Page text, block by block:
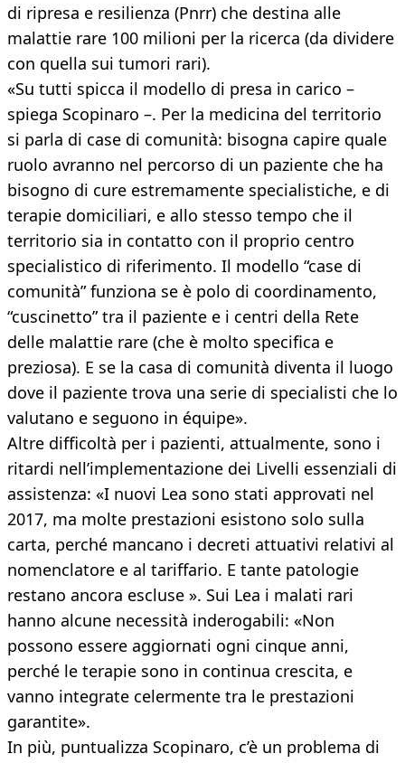
di ripresa e resilienza (Pnrr) che destina alle
malattie rare 100 milioni per la ricerca (da dividere
con quella sui tumori rari).
«Su tutti spicca il modello di presa in carico –
spiega Scopinaro –. Per la medicina del territorio
si parla di case di comunità: bisogna capire quale
ruolo avranno nel percorso di un paziente che ha
bisogno di cure estremamente specialistiche, e di
terapie domiciliari, e allo stesso tempo che il
territorio sia in contatto con il proprio centro
specialistico di riferimento. Il modello “case di
comunità” funziona se è polo di coordinamento,
“cuscinetto” tra il paziente e i centri della Rete
delle malattie rare (che è molto specifica e
preziosa). E se la casa di comunità diventa il luogo
dove il paziente trova una serie di specialisti che lo
valutano e seguono in équipe».
Altre difficoltà per i pazienti, attualmente, sono i
ritardi nell’implementazione dei Livelli essenziali di
assistenza: «I nuovi Lea sono stati approvati nel
2017, ma molte prestazioni esistono solo sulla
carta, perché mancano i decreti attuativi relativi al
nomenclatore e al tariffario. E tante patologie
restano ancora escluse ». Sui Lea i malati rari
hanno alcune necessità inderogabili: «Non
possono essere aggiornati ogni cinque anni,
perché le terapie sono in continua crescita, e
vanno integrate celermente tra le prestazioni
garantite».
In più, puntualizza Scopinaro, c’è un problema di